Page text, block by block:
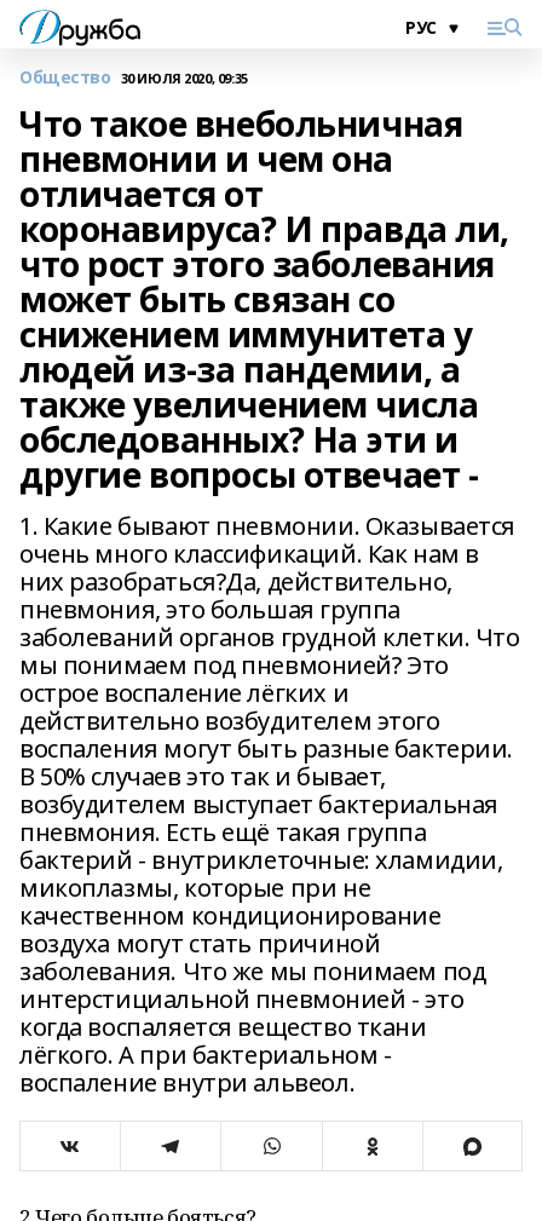
Общество 30 ИЮЛЯ 2020, 09:35
Что такое внебольничная
пневмонии и чем она
отличается от
коронавируса? И правда ли,
что рост этого заболевания
может быть связан со
снижением иммунитета у
людей из-за пандемии, а
также увеличением числа
обследованных? На эти и
другие вопросы отвечает -
1. Какие бывают пневмонии. Оказывается
очень много классификаций. Как нам в
них разобраться?Да, действительно,
пневмония, это большая группа
заболеваний органов грудной клетки. Что
мы понимаем под пневмонией? Это
острое воспаление лёгких и
действительно возбудителем этого
воспаления могут быть разные бактерии.
В 50% случаев это так и бывает,
возбудителем выступает бактериальная
пневмония. Есть ещё такая группа
бактерий - внутриклеточные: хламидии,
микоплазмы, которые при не
качественном кондиционирование
воздуха могут стать причиной
заболевания. Что же мы понимаем под
интерстициальной пневмонией - это
когда воспаляется вещество ткани
лёгкого. А при бактериальном -
воспаление внутри альвеол.